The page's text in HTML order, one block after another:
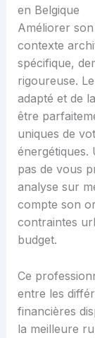
en Belgique
Améliorer
contexte
spécifique,
rigoureuse.
adapté et de
être
uniques de
énergétiques.
pas de vous
analyse sur
compte son
contraintes
budget.
Ce
entre les
financières
la meilleure